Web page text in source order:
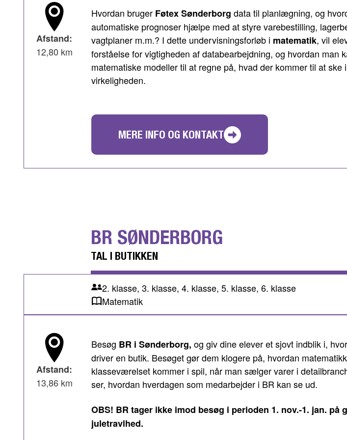
Afstand:
12,80 km
Hvordan bruger Føtex Sønderborg data til planlægning, og
automatiske prognoser hjælpe med at styre varebestilling,
vagtplaner m.m.? I dette undervisningsforløb i matematik, vil
forståelse for vigtigheden af databearbejdning, og hvordan man
matematiske modeller til at regne på, hvad der kommer til at ske i
virkeligheden.
MERE INFO OG KONTAKT
BR SØNDERBORG
TAL I BUTIKKEN
2. klasse, 3. klasse, 4. klasse, 5. klasse, 6. klasse
Matematik
Afstand:
13,86 km
Besøg BR i Sønderborg, og giv dine elever et sjovt indblik i,
driver en butik. Besøget gør dem klogere på, hvordan
klasseværelset kommer i spil, når man sælger varer i
ser, hvordan hverdagen som medarbejder i BR kan se ud.
OBS! BR tager ikke imod besøg i perioden 1. nov.-1. jan. på
juletravlhed.